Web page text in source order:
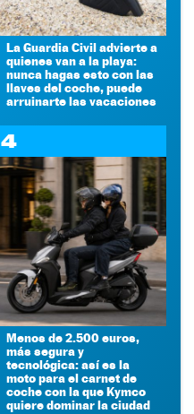
La Guardia Civil advierte a
quienes van a la playa:
nunca hagas esto con las
llaves del coche, puede
arruinarte las vacaciones
4
Menos de 2.500 euros,
más segura y
tecnológica: así es la
moto para el carnet de
coche con la que Kymco
quiere dominar la ciudad